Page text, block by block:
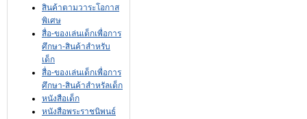
สินค้าตามวาระโอกาส
พิเศษ
สื่อ-ของเล่นเด็กเพื่อการ
ศึกษา-สินค้าสำหรับ
เด็ก
สื่อ-ของเล่นเด็กเพื่อการ
ศึกษา-สินค้าสำหรัลเด็ก
หนังสือเด็ก
หนังสือพระราชนิพนธ์